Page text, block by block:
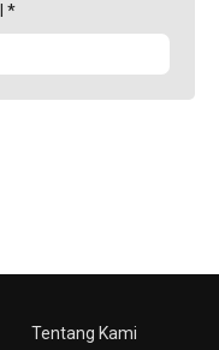
*
Tentang Kami